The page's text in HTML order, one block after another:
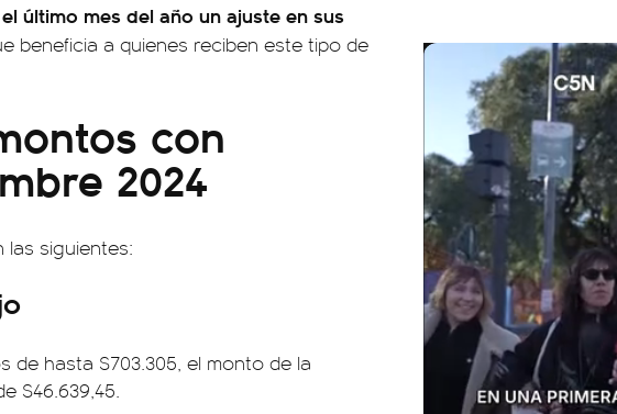
último mes del año un ajuste en sus
beneficia a quienes reciben este tipo de
con
2024
las siguientes:
de hasta $703.305, el monto de la
$46.639,45.